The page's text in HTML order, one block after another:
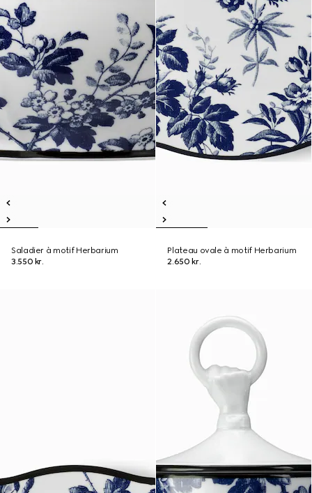
Saladier à motif Herbarium
3.550 kr.
Plateau ovale à motif Herbarium
2.650 kr.